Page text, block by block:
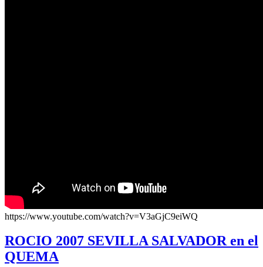
https://www.youtube.com/watch?v=V3aGjC9eiWQ
ROCIO 2007 SEVILLA SALVADOR en el
QUEMA